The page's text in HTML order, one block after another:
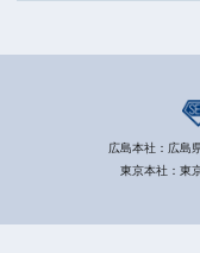
広島本社：広島
東京本社：東